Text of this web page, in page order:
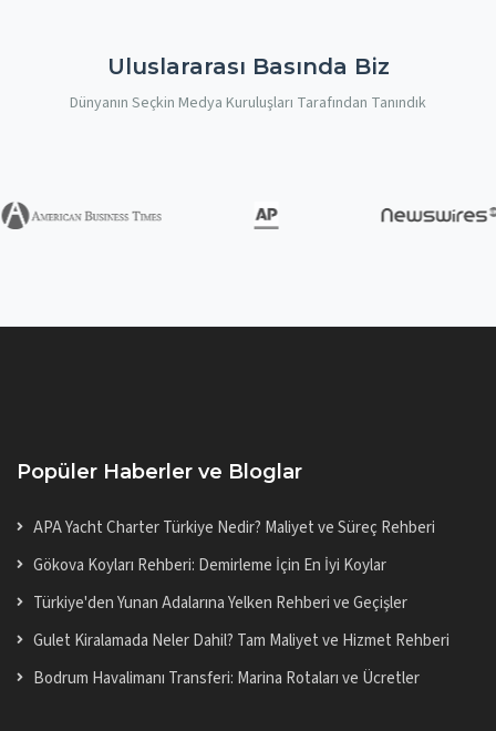
Uluslararası Basında Biz
Dünyanın Seçkin Medya Kuruluşları Tarafından Tanındık
Popüler Haberler ve Bloglar
APA Yacht Charter Türkiye Nedir? Maliyet ve Süreç Rehberi
Gökova Koyları Rehberi: Demirleme İçin En İyi Koylar
Türkiye'den Yunan Adalarına Yelken Rehberi ve Geçişler
Gulet Kiralamada Neler Dahil? Tam Maliyet ve Hizmet Rehberi
Bodrum Havalimanı Transferi: Marina Rotaları ve Ücretler